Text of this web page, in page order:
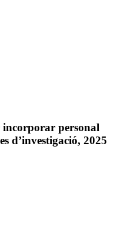
personal
d’investigació, 2025